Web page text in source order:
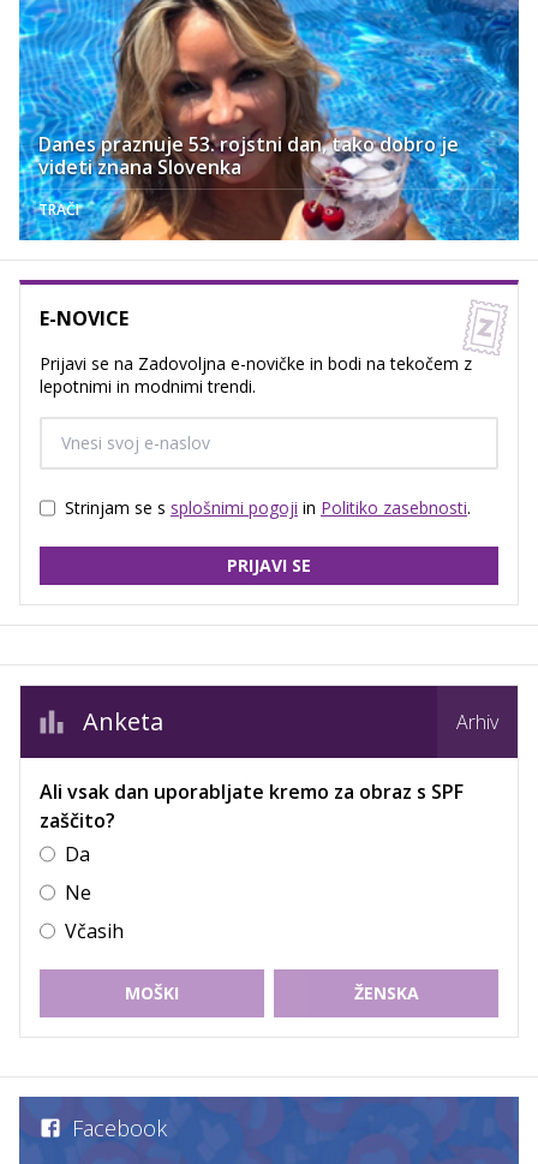
Danes praznuje 53. rojstni dan, tako dobro je
videti znana Slovenka
TRAČI
E-NOVICE
Prijavi se na Zadovoljna e-novičke in bodi na tekočem z
lepotnimi in modnimi trendi.
Strinjam se s splošnimi pogoji in Politiko zasebnosti.
PRIJAVI SE
Anketa Arhiv
Ali vsak dan uporabljate kremo za obraz s SPF
zaščito?
Da
Ne
Včasih
MOŠKI ŽENSKA
Facebook